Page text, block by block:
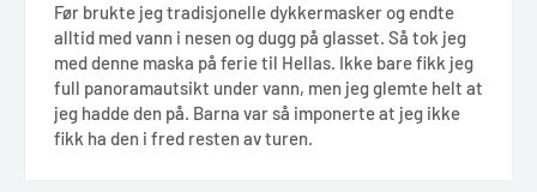
Før brukte jeg tradisjonelle dykkermasker og endte
alltid med vann i nesen og dugg på glasset. Så tok jeg
med denne maska på ferie til Hellas. Ikke bare fikk jeg
full panoramautsikt under vann, men jeg glemte helt at
jeg hadde den på. Barna var så imponerte at jeg ikke
fikk ha den i fred resten av turen.